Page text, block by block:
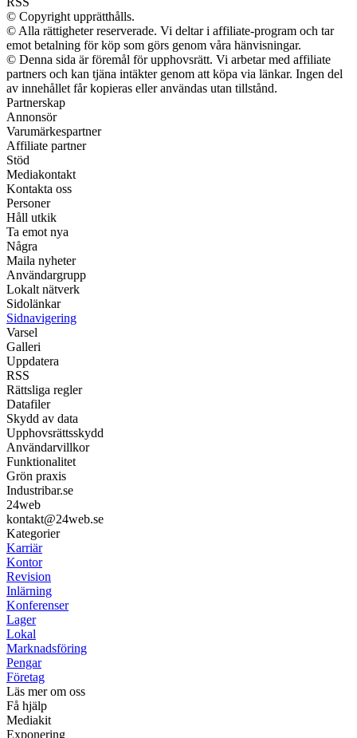
© Copyright upprätthålls.
© Alla rättigheter reserverade. Vi deltar i affiliate-program och tar
emot betalning för köp som görs genom våra hänvisningar.
© Denna sida är föremål för upphovsrätt. Vi arbetar med affiliate
partners och kan tjäna intäkter genom att köpa via länkar. Ingen del
av innehållet får kopieras eller användas utan tillstånd.
Partnerskap
Annonsör
Varumärkespartner
Affiliate partner
Stöd
Mediakontakt
Kontakta oss
Personer
Håll utkik
Ta emot nya
Några
Maila nyheter
Användargrupp
Lokalt nätverk
Sidolänkar
Sidnavigering
Varsel
Galleri
Uppdatera
RSS
Rättsliga regler
Datafiler
Skydd av data
Upphovsrättsskydd
Användarvillkor
Funktionalitet
Grön praxis
Industribar.se
24web
kontakt@24web.se
Kategorier
Karriär
Kontor
Revision
Inlärning
Konferenser
Lager
Lokal
Marknadsföring
Pengar
Företag
Läs mer om oss
Få hjälp
Mediakit
Exponering